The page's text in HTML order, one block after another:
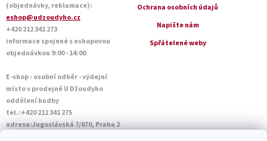
(objednávky, reklamace):
eshop@udzoudyho.cz
+420 212 341 273
informace spojené s eshopovou
objednávkou 9:00 - 14:00
E-shop - osobní odběr - výdejní
místo v prodejně U Džoudyho
oddělení hudby
tel.:+420 212 341 275
adresa:Jugoslávská 7/670, Praha 2
Ochrana osobních údajů
Napište nám
Spřátelené weby